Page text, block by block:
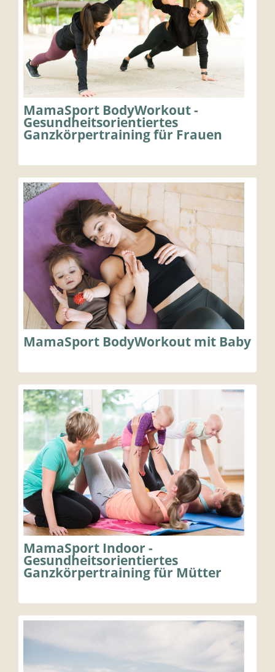
MamaSport BodyWorkout -
Gesundheitsorientiertes
Ganzkörpertraining für Frauen
MamaSport BodyWorkout mit Baby
MamaSport Indoor -
Gesundheitsorientiertes
Ganzkörpertraining für Mütter